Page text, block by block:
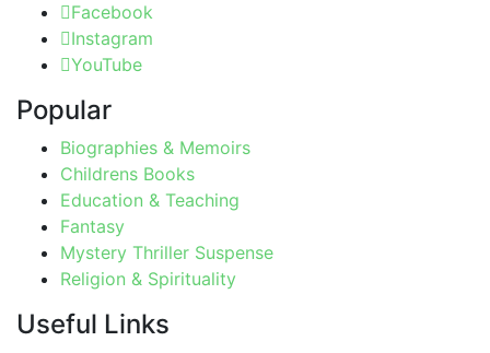
Facebook
Instagram
YouTube
Popular
Biographies & Memoirs
Childrens Books
Education & Teaching
Fantasy
Mystery Thriller Suspense
Religion & Spirituality
Useful Links